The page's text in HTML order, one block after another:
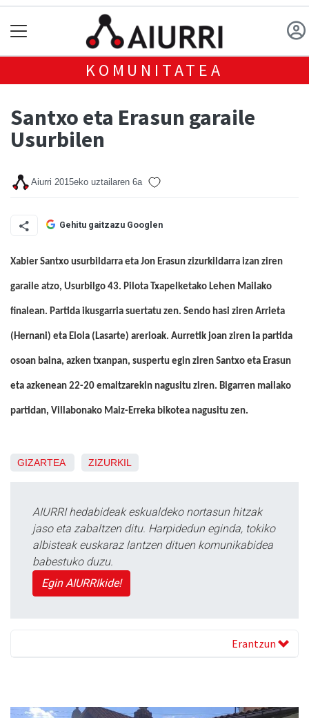
KOMUNITATEA
Santxo eta Erasun garaile
Usurbilen
Aiurri 2015eko uztailaren 6a
Gehitu gaitzazu Googlen
Xabier Santxo usurbildarra eta Jon Erasun zizurkildarra izan ziren
garaile atzo, Usurbilgo 43. Pilota Txapelketako Lehen Mailako
finalean. Partida ikusgarria suertatu zen. Sendo hasi ziren Arrieta
(Hernani) eta Elola (Lasarte) arerioak. Aurretik joan ziren ia partida
osoan baina, azken txanpan, suspertu egin ziren Santxo eta Erasun
eta azkenean 22-20 emaitzarekin nagusitu ziren. Bigarren mailako
partidan, Villabonako Maiz-Erreka bikotea nagusitu zen.
GIZARTEA ZIZURKIL
AIURRI hedabideak eskualdeko nortasun hitzak
jaso eta zabaltzen ditu. Harpidedun eginda, tokiko
albisteak euskaraz lantzen dituen komunikabidea
babestuko duzu.
Egin AIURRIkide!
Erantzun